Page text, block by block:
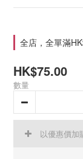
全店，全單滿
HK$75.00
數量
以優惠價加